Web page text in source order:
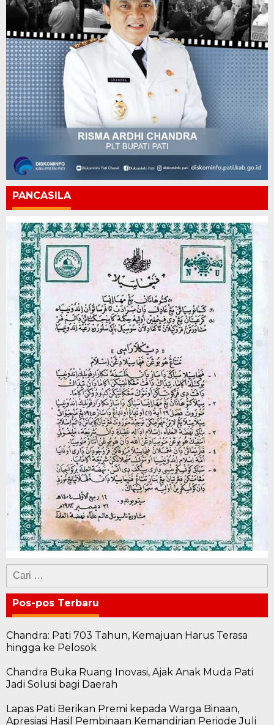
PANCASILA
Cari
untuk:
Pos-pos Terbaru
Chandra: Pati 703 Tahun, Kemajuan Harus Terasa
hingga ke Pelosok
Chandra Buka Ruang Inovasi, Ajak Anak Muda Pati
Jadi Solusi bagi Daerah
Lapas Pati Berikan Premi kepada Warga Binaan,
Apresiasi Hasil Pembinaan Kemandirian Periode Juli